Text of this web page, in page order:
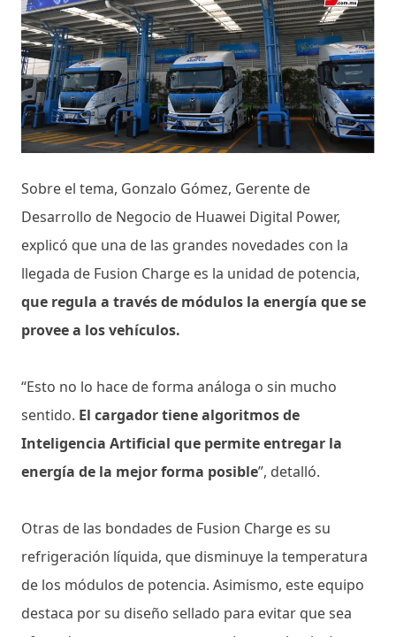
Sobre el tema, Gonzalo Gómez, Gerente de
Desarrollo de Negocio de Huawei Digital Power,
explicó que una de las grandes novedades con la
llegada de Fusion Charge es la unidad de potencia,
que regula a través de módulos la energía que se
provee a los vehículos.
“Esto no lo hace de forma análoga o sin mucho
sentido. El cargador tiene algoritmos de
Inteligencia Artificial que permite entregar la
energía de la mejor forma posible”, detalló.
Otras de las bondades de Fusion Charge es su
refrigeración líquida, que disminuye la temperatura
de los módulos de potencia. Asimismo, este equipo
destaca por su diseño sellado para evitar que sea